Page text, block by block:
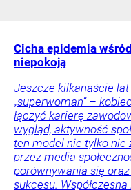
Cicha epidemia
niepokoją
Jeszcze kilkanaście
„superwoman” –
łączyć karierę
wygląd, aktywność
ten model nie tylko nie
przez media
porównywania się
sukcesu.